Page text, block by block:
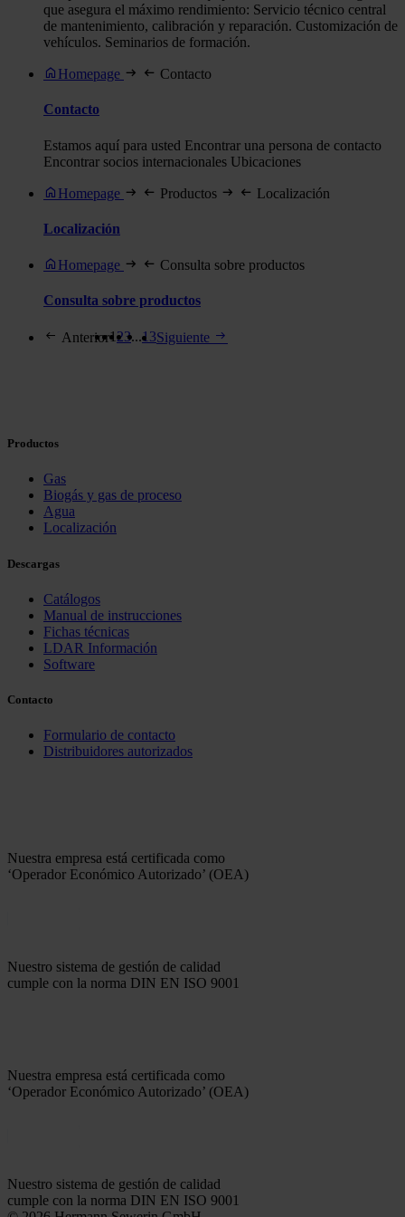
que asegura el máximo rendimiento: Servicio técnico central
de mantenimiento, calibración y reparación. Customización de
vehículos. Seminarios de formación.
Homepage Contacto
Contacto
Estamos aquí para usted Encontrar una persona de contacto
Encontrar socios internacionales Ubicaciones
Homepage Productos Localización
Localización
Homepage Consulta sobre productos
Consulta sobre productos
Anterior123...13Siguiente
Productos
Gas
Biogás y gas de proceso
Agua
Localización
Descargas
Catálogos
Manual de instrucciones
Fichas técnicas
LDAR Información
Software
Contacto
Formulario de contacto
Distribuidores autorizados
Nuestra empresa está certificada como
‘Operador Económico Autorizado’ (OEA)
Nuestro sistema de gestión de calidad
cumple con la norma DIN EN ISO 9001
Nuestra empresa está certificada como
‘Operador Económico Autorizado’ (OEA)
Nuestro sistema de gestión de calidad
cumple con la norma DIN EN ISO 9001